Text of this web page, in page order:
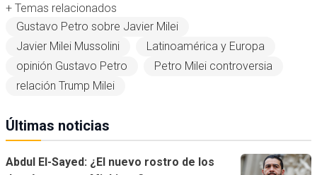
+ Temas relacionados
Gustavo Petro sobre Javier Milei
Javier Milei Mussolini
Latinoamérica y Europa
opinión Gustavo Petro
Petro Milei controversia
relación Trump Milei
Últimas noticias
Abdul El-Sayed: ¿El nuevo rostro de los